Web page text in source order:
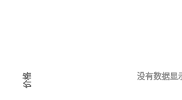
价格 没有数据显